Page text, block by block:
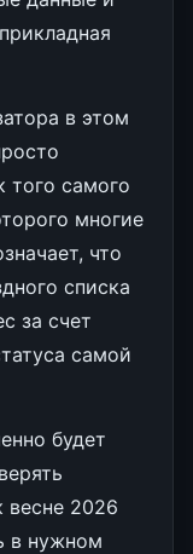
в этом
того самого
многие
что
списка
за счет
самой
будет
весне 2026
в нужном